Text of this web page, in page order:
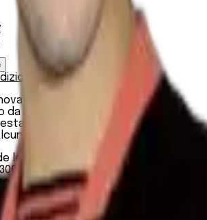
data hub per football
PWO SpA. Questo sito non
giornalistica, in quanto viene
periodicità.
legale in Roma, Via degli
C.F. e P.IVA 13747301003, Iscritta al
di Roma n. R.E.A 1470551